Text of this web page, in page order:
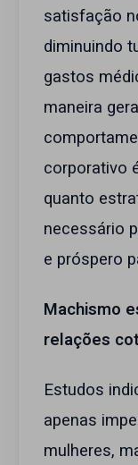
satisfação
diminuindo
gastos
maneira
corporativo
quanto
necessário
e próspero
Machismo
relações
Estudos
apenas
mulheres,